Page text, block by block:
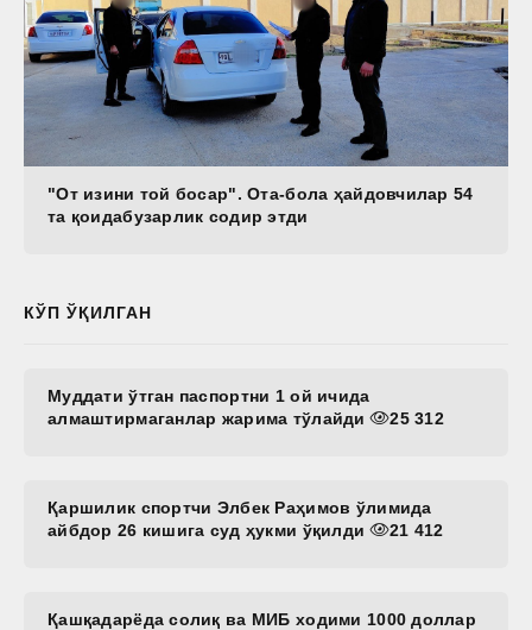
"От изини той босар". Ота-бола ҳайдовчилар 54
та қоидабузарлик содир этди
КЎП ЎҚИЛГАН
Муддати ўтган паспортни 1 ой ичида
алмаштирмаганлар жарима тўлайди
25 312
Қаршилик спортчи Элбек Раҳимов ўлимида
айбдор 26 кишига суд ҳукми ўқилди
21 412
Қашқадарёда солиқ ва МИБ ходими 1000 доллар